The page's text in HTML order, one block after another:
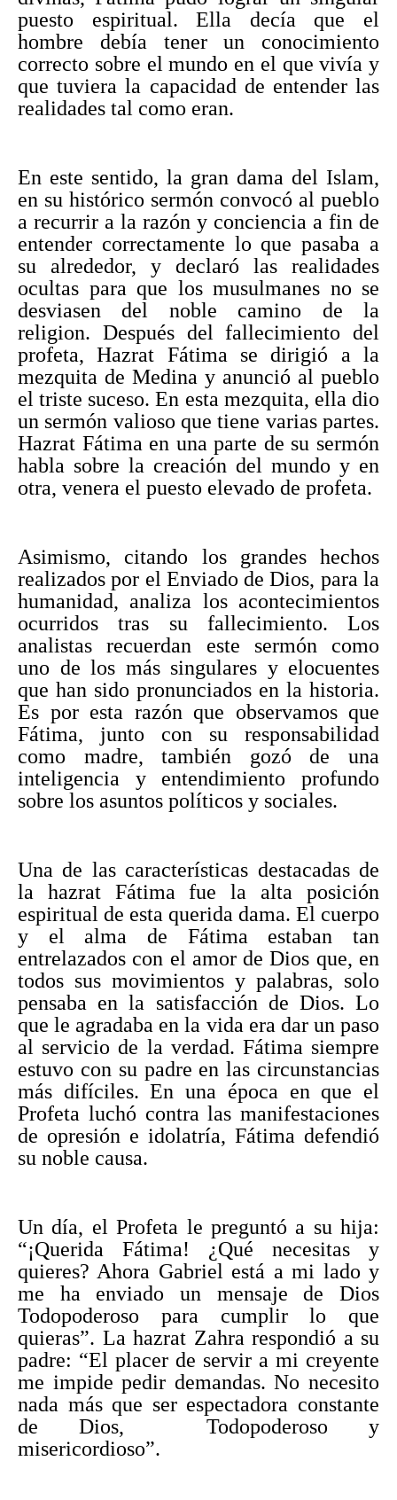
puesto espiritual. Ella decía que el
hombre debía tener un conocimiento
correcto sobre el mundo en el que vivía y
que tuviera la capacidad de entender las
realidades tal como eran.
En este sentido, la gran dama del Islam,
en su histórico sermón convocó al pueblo
a recurrir a la razón y conciencia a fin de
entender correctamente lo que pasaba a
su alrededor, y declaró las realidades
ocultas para que los musulmanes no se
desviasen del noble camino de la
religion. Después del fallecimiento del
profeta, Hazrat Fátima se dirigió a la
mezquita de Medina y anunció al pueblo
el triste suceso. En esta mezquita, ella dio
un sermón valioso que tiene varias partes.
Hazrat Fátima en una parte de su sermón
habla sobre la creación del mundo y en
otra, venera el puesto elevado de profeta.
Asimismo, citando los grandes hechos
realizados por el Enviado de Dios, para la
humanidad, analiza los acontecimientos
ocurridos tras su fallecimiento. Los
analistas recuerdan este sermón como
uno de los más singulares y elocuentes
que han sido pronunciados en la historia.
Es por esta razón que observamos que
Fátima, junto con su responsabilidad
como madre, también gozó de una
inteligencia y entendimiento profundo
sobre los asuntos políticos y sociales.
Una de las características destacadas de
la hazrat Fátima fue la alta posición
espiritual de esta querida dama. El cuerpo
y el alma de Fátima estaban tan
entrelazados con el amor de Dios que, en
todos sus movimientos y palabras, solo
pensaba en la satisfacción de Dios. Lo
que le agradaba en la vida era dar un paso
al servicio de la verdad. Fátima siempre
estuvo con su padre en las circunstancias
más difíciles. En una época en que el
Profeta luchó contra las manifestaciones
de opresión e idolatría, Fátima defendió
su noble causa.
Un día, el Profeta le preguntó a su hija:
“¡Querida Fátima! ¿Qué necesitas y
quieres? Ahora Gabriel está a mi lado y
me ha enviado un mensaje de Dios
Todopoderoso para cumplir lo que
quieras”. La hazrat Zahra respondió a su
padre: “El placer de servir a mi creyente
me impide pedir demandas. No necesito
nada más que ser espectadora constante
de Dios, Todopoderoso y
misericordioso”.